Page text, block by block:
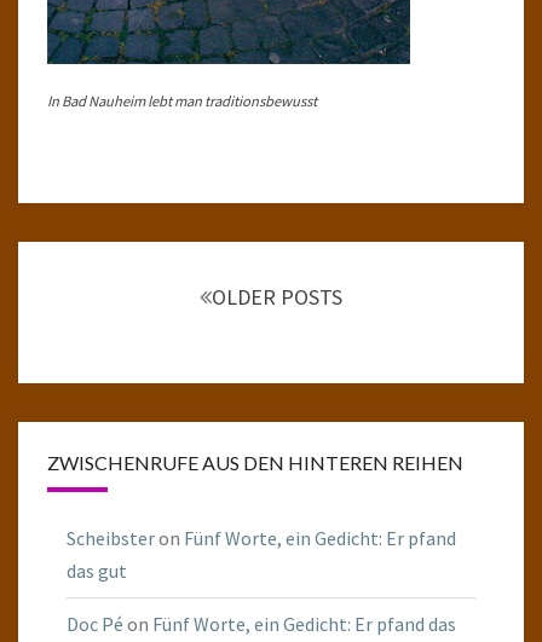
In Bad Nauheim lebt man traditionsbewusst
OLDER POSTS
ZWISCHENRUFE AUS DEN HINTEREN REIHEN
Scheibsteron Fünf Worte, ein Gedicht: Er pfand
das gut
Doc Pé on Fünf Worte, ein Gedicht: Er pfand das